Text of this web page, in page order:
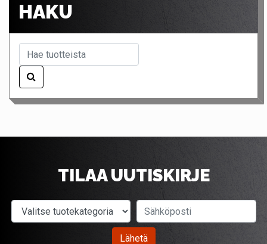
HAKU
TILAA UUTISKIRJE
Valitse tuotekategoria
Lähetä